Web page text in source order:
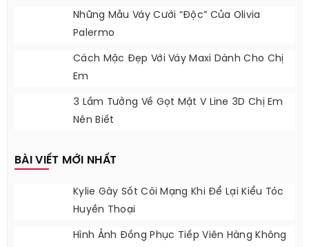
Những Mẫu Váy Cưới “độc” Của Olivia
Palermo
Cách Mặc Đẹp Với Váy Maxi Dành Cho Chị
Em
3 Lầm Tưởng Về Gọt Mặt V Line 3D Chị Em
Nên Biết
BÀI VIẾT MỚI NHẤT
Kylie Gây Sốt Cõi Mạng Khi Để Lại Kiểu Tóc
Huyền Thoại
Hình Ảnh Đồng Phục Tiếp Viên Hàng Không